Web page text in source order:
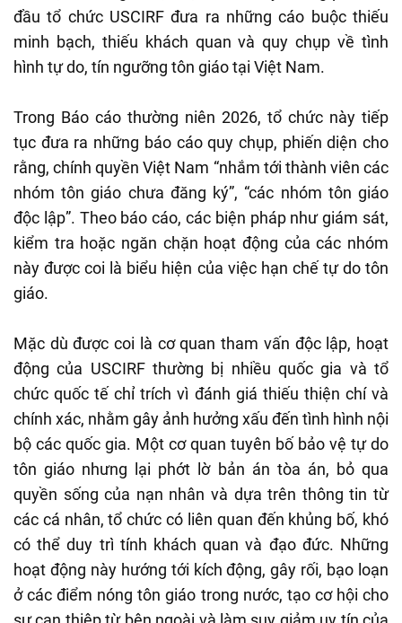
đầu tổ chức USCIRF đưa ra những cáo buộc thiếu
minh bạch, thiếu khách quan và quy chụp về tình
hình tự do, tín ngưỡng tôn giáo tại Việt Nam.
Trong Báo cáo thường niên 2026, tổ chức này tiếp
tục đưa ra những báo cáo quy chụp, phiến diện cho
rằng, chính quyền Việt Nam “nhắm tới thành viên các
nhóm tôn giáo chưa đăng ký”, “các nhóm tôn giáo
độc lập”. Theo báo cáo, các biện pháp như giám sát,
kiểm tra hoặc ngăn chặn hoạt động của các nhóm
này được coi là biểu hiện của việc hạn chế tự do tôn
giáo.
Mặc dù được coi là cơ quan tham vấn độc lập, hoạt
động của USCIRF thường bị nhiều quốc gia và tổ
chức quốc tế chỉ trích vì đánh giá thiếu thiện chí và
chính xác, nhằm gây ảnh hưởng xấu đến tình hình nội
bộ các quốc gia. Một cơ quan tuyên bố bảo vệ tự do
tôn giáo nhưng lại phớt lờ bản án tòa án, bỏ qua
quyền sống của nạn nhân và dựa trên thông tin từ
các cá nhân, tổ chức có liên quan đến khủng bố, khó
có thể duy trì tính khách quan và đạo đức. Những
hoạt động này hướng tới kích động, gây rối, bạo loạn
ở các điểm nóng tôn giáo trong nước, tạo cơ hội cho